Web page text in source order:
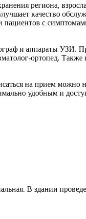
региона,
качество
пациентов с
и аппараты УЗИ.
ортопед.
на прием можно
удобным и
В здании